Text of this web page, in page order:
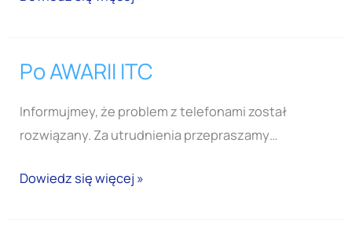
Po AWARII ITC
Informujmey, że problem z telefonami został
rozwiązany. Za utrudnienia przepraszamy…
Po
ITC
Dowiedz się więcej »